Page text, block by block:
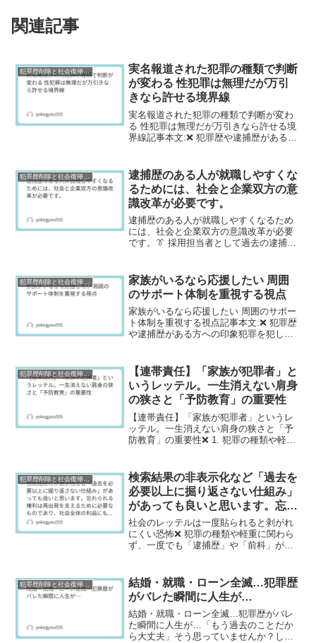
関連記事
実名報道された犯罪の種類で判断
が変わる 性犯罪は無理だが万引
きなら許せる境界線
実名報道された犯罪の種類で判断が変わ
る 性犯罪は無理だが万引きなら許せる境
界線記事本文:❌ 犯罪歴や逮捕歴がある方
程度であれば、「誰にでも起こりうるこ
と」として理解でき...
逮捕歴のある人が就職しやすくな
るためには、社会と企業双方の意
識改革が必要です。
逮捕歴のある人が就職しやすくなるため
には、社会と企業双方の意識改革が必要
です。👔 採用担当者として過去の逮捕歴
の事実だけで即座に不採用と決めるので
はなく、内容や経緯を丁...
犯罪歴削除と社会復帰研究
家族がいるなら応援したい 周囲
のサポート体制を重視する視点
家族がいるなら応援したい 周囲のサポー
ト体制を重視する視点記事本文:❌ 犯罪歴
や逮捕歴がある方への印象犯罪を犯した
断材料だと思います。家族が信じて支え
ている、友人が見守...
【連帯責任】「家族が犯罪者」と
いうレッテル。一生消えない肩身
の狭さと「予防教育」の重要性
【連帯責任】「家族が犯罪者」というレ
ッテル。一生消えない肩身の狭さと「予
防教育」の重要性❌ 1. 犯罪の種類や軽重
厳しい目で見られ続けるのが現実です。
家族の中に犯罪歴の...
検索結果の非表示化など「過去を
必要以上に掘り返さない仕組み」
があっても良いと思います。忘れ
られる権利は再出発を支えるため
に必要なものであり、社会全体の
利益にもつながると感じます。
社会のレッテルは一度貼られると剥がれ
にくい恐怖❌ 犯罪の種類や軽重に関わら
ず、一度でも「逮捕歴」や「前科」がつ
なレッテル貼りは、本人だけでなく、そ
の家族（配偶者や子供、...
犯罪歴削除と社会復帰研究
結婚・就職・ローン全滅…犯罪歴
がバレた瞬間に人生が…
結婚・就職・ローン全滅…犯罪歴がバレ
た瞬間に人生が…「もう過去のことだか
ら大丈夫」そう思っていませんか？しか